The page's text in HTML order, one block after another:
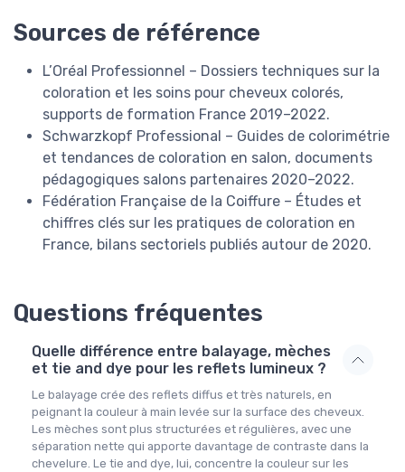
Sources de référence
L’Oréal Professionnel – Dossiers techniques sur la
coloration et les soins pour cheveux colorés,
supports de formation France 2019–2022.
Schwarzkopf Professional – Guides de colorimétrie
et tendances de coloration en salon, documents
pédagogiques salons partenaires 2020–2022.
Fédération Française de la Coiffure – Études et
chiffres clés sur les pratiques de coloration en
France, bilans sectoriels publiés autour de 2020.
Questions fréquentes
Quelle différence entre balayage, mèches
et tie and dye pour les reflets lumineux ?
Le balayage crée des reflets diffus et très naturels, en
peignant la couleur à main levée sur la surface des cheveux.
Les mèches sont plus structurées et régulières, avec une
séparation nette qui apporte davantage de contraste dans la
chevelure. Le tie and dye, lui, concentre la couleur sur les